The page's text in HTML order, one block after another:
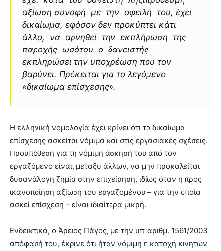
αξίωση συναφή με την οφειλή του, έχει
δικαίωμα, εφόσον δεν προκύπτει κάτι
άλλο, να αρνηθεί την εκπλήρωση της
παροχής ωσότου ο δανειστής
εκπληρώσει την υποχρέωση που τον
βαρύνει. Πρόκειται για το λεγόμενο
«δικαίωμα επίσχεσης».
Η ελληνική νομολογία έχει κρίνει ότι το δικαίωμα
επίσχεσης ασκείται νόμιμα και στις εργασιακές σχέσεις.
Προϋπόθεση για τη νόμιμη άσκησή του από τον
εργαζόμενο είναι, μεταξύ άλλων, να μην προκαλείται
δυσανάλογη ζημία στην επιχείρηση, ιδίως όταν η προς
ικανοποίηση αξίωση του εργαζομένου – για την οποία
ασκεί επίσχεση – είναι ιδιαίτερα μικρή.
Ενδεικτικά, ο Άρειος Πάγος, με την υπ’ αριθμ. 1561/2003
απόφασή του, έκρινε ότι ήταν νόμιμη η κατοχή κινητών